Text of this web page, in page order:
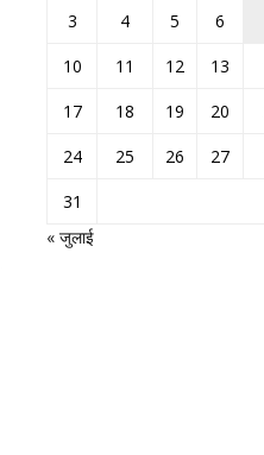
3
4 5 6
10
11 12 13
17
18 19 20
24
25 26 27
31
« जुलाई